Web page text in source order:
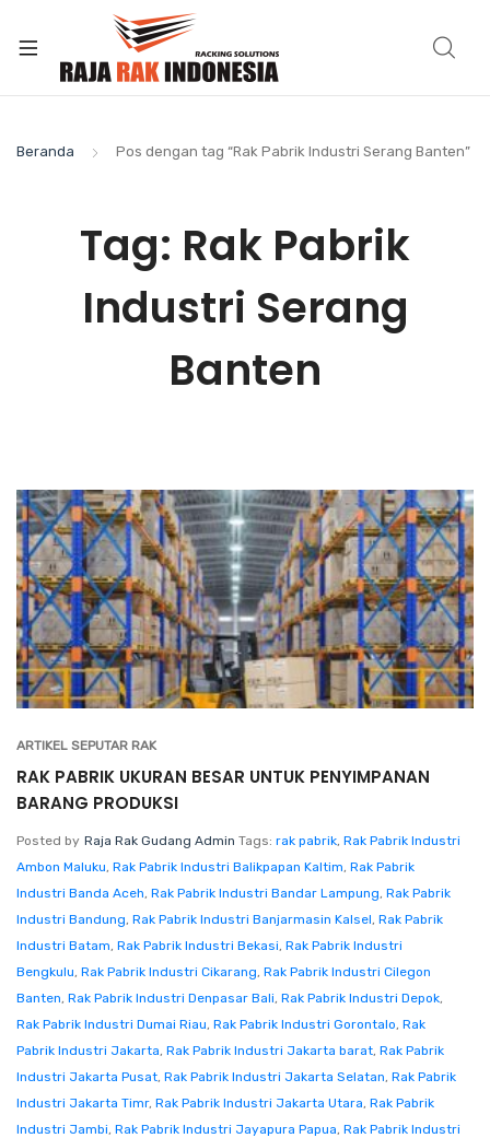
Beranda Pos dengan tag “Rak Pabrik Industri Serang Banten”
Tag: Rak Pabrik
Industri Serang
Banten
ARTIKEL SEPUTAR RAK
RAK PABRIK UKURAN BESAR UNTUK PENYIMPANAN
BARANG PRODUKSI
Posted by Raja Rak Gudang Admin Tags: rak pabrik, Rak Pabrik Industri
Ambon Maluku, Rak Pabrik Industri Balikpapan Kaltim, Rak Pabrik
Industri Banda Aceh, Rak Pabrik Industri Bandar Lampung, Rak Pabrik
Industri Bandung, Rak Pabrik Industri Banjarmasin Kalsel, Rak Pabrik
Industri Batam, Rak Pabrik Industri Bekasi, Rak Pabrik Industri
Bengkulu, Rak Pabrik Industri Cikarang, Rak Pabrik Industri Cilegon
Banten, Rak Pabrik Industri Denpasar Bali, Rak Pabrik Industri Depok,
Rak Pabrik Industri Dumai Riau, Rak Pabrik Industri Gorontalo, Rak
Pabrik Industri Jakarta, Rak Pabrik Industri Jakarta barat, Rak Pabrik
Industri Jakarta Pusat, Rak Pabrik Industri Jakarta Selatan, Rak Pabrik
Industri Jakarta Timr, Rak Pabrik Industri Jakarta Utara, Rak Pabrik
Industri Jambi, Rak Pabrik Industri Jayapura Papua, Rak Pabrik Industri